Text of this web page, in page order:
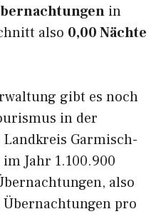
in
also 0,00 Nächte
gibt es noch
in der
Garmisch-
Jahr 1.100.900
also
pro